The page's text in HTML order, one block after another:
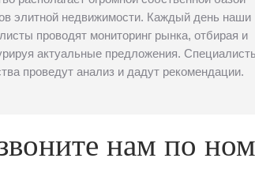
элитной недвижимости. Каждый день наши
проводят мониторинг рынка, отбирая и
актуальные предложения.
проведут анализ и дадут рекомендации.
нам по